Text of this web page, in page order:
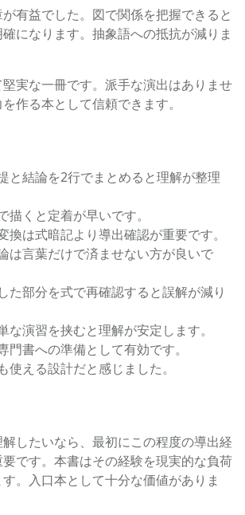
有益でした。図で関係を把握できると
になります。抽象語への抵抗が減りま
実な一冊です。派手な演出はありませ
作る本として信頼できます。
と結論を2行でまとめると理解が整理
描くと定着が早いです。
換は式暗記より導出確認が重要です。
は言葉だけで済ませない方が良いで
た部分を式で再確認すると誤解が減り
な演習を挟むと理解が安定します。
門書への準備として有効です。
使える設計だと感じました。
したいなら、最初にこの程度の導出経
です。本書はその経験を現実的な負荷
。入口本として十分な価値がありま